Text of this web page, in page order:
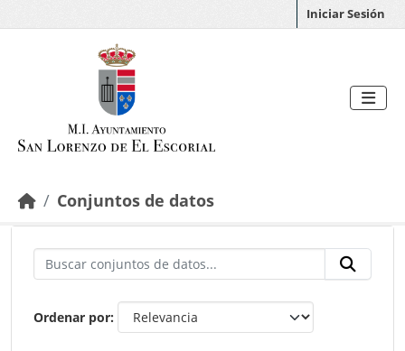
Iniciar Sesión
Conjuntos de datos
Ordenar por